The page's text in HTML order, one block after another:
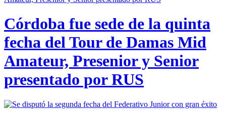
Córdoba fue sede de la quinta
fecha del Tour de Damas Mid
Amateur, Presenior y Senior
presentado por RUS